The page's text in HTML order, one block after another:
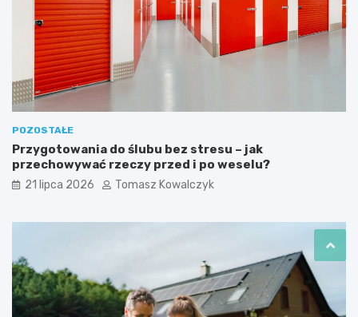
POZOSTAŁE
Przygotowania do ślubu bez stresu – jak
przechowywać rzeczy przed i po weselu?
21 lipca 2026 Tomasz Kowalczyk